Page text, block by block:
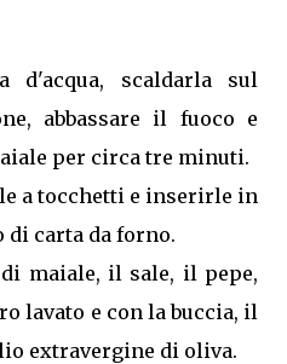
d'acqua, scaldarla sul
abbassare il fuoco e
per circa tre minuti.
a tocchetti e inserirle in
di carta da forno.
maiale, il sale, il pepe,
lavato e con la buccia, il
extravergine di oliva.